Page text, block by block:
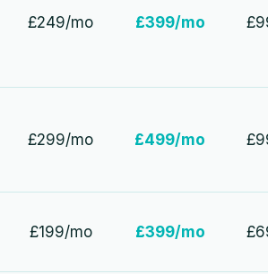
£249/mo £399/mo
£299/mo £499/mo
£199/mo £399/mo